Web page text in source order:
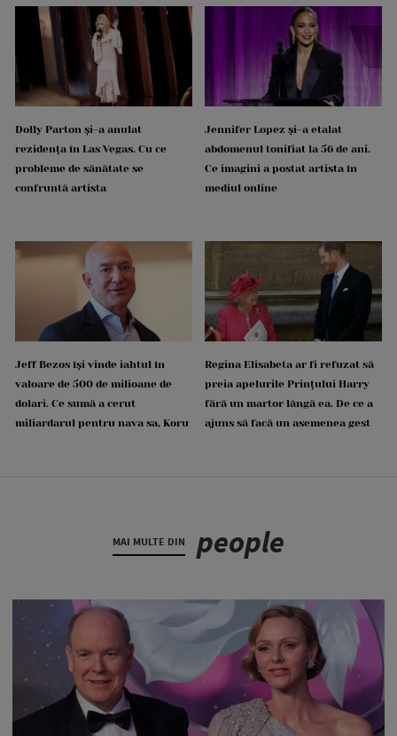
Dolly Parton și-a anulat
rezidența în Las Vegas. Cu ce
probleme de sănătate se
confruntă artista
Jennifer Lopez și-a etalat
abdomenul tonifiat la 56 de ani.
Ce imagini a postat artista în
mediul online
Jeff Bezos își vinde iahtul în
valoare de 500 de milioane de
dolari. Ce sumă a cerut
miliardarul pentru nava sa, Koru
Regina Elisabeta ar fi refuzat să
preia apelurile Prințului Harry
fără un martor lângă ea. De ce a
ajuns să facă un asemenea gest
MAI MULTE DIN people